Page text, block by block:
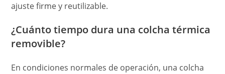
ajuste firme y reutilizable.
¿Cuánto tiempo dura una colcha térmica
removible?
En condiciones normales de operación, una colcha